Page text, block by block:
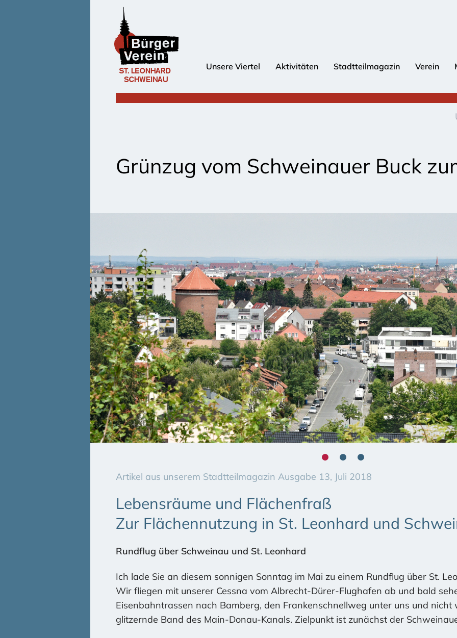
Unsere Viertel Aktivitäten Stadtteilmagazin Verein
Grünzug vom Schweinauer Buck
Artikel aus unserem Stadtteilmagazin Ausgabe 13, Juli 2018
Lebensräume und Flächenfraß
Zur Flächennutzung in St. Leonhard und
Rundflug über Schweinau und St. Leonhard
Ich lade Sie an diesem sonnigen Sonntag im Mai zu einem Rundflug über St.
Wir fliegen mit unserer Cessna vom Albrecht-Dürer-Flughafen ab und bald
Eisenbahntrassen nach Bamberg, den Frankenschnellweg unter uns und
glitzernde Band des Main-Donau-Kanals. Zielpunkt ist zunächst der